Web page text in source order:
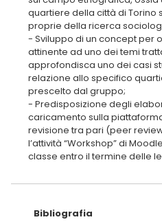
quartiere della città di
proprie della ricerca
- Sviluppo di un concept per
attinente ad uno dei temi
approfondisca uno dei casi
relazione allo specifico
prescelto dal gruppo;
- Predisposizione degli
caricamento sulla
revisione tra pari (peer
l’attività “Workshop” di
classe entro il termine delle
Bibliografia